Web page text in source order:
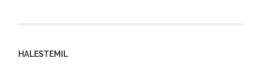
HALESTEMIL